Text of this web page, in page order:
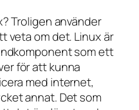
Troligen använder
veta om det. Linux är
som ett
för att kunna
med internet,
annat. Det som